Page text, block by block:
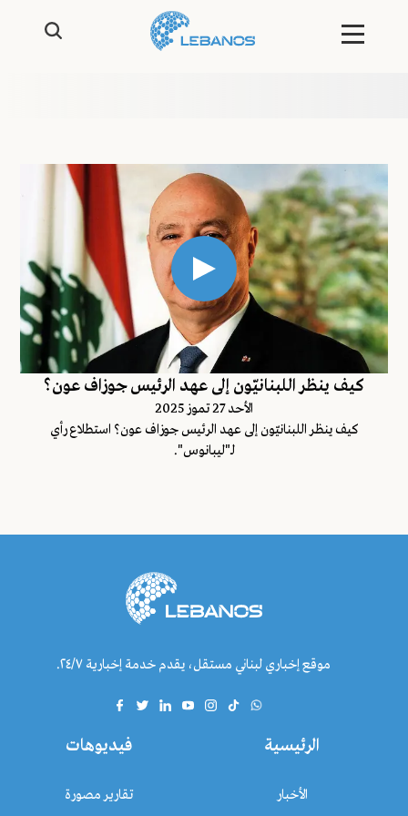
كيف ينظر اللبنانيّون إلى عهد الرئيس جوزاف عون؟
اﻷحد 27 تموز 2025
كيف ينظر اللبنانيّون إلى عهد الرئيس جوزاف عون؟ استطلاع رأي
لـ"ليبانوس".
موقع إخباري لبناني مستقل، يقدم خدمة إخبارية ٢٤/٧.
الرئيسية
الأخبار
فيديوهات
تقارير مصورة